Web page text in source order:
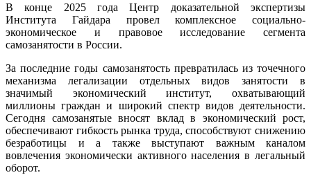
В конце 2025 года Центр доказательной экспертизы
Института Гайдара провел комплексное социально-
экономическое и правовое исследование сегмента
самозанятости в России.
За последние годы самозанятость превратилась из точечного
механизма легализации отдельных видов занятости в
значимый экономический институт, охватывающий
миллионы граждан и широкий спектр видов деятельности.
Сегодня самозанятые вносят вклад в экономический рост,
обеспечивают гибкость рынка труда, способствуют снижению
безработицы и а также выступают важным каналом
вовлечения экономически активного населения в легальный
оборот.